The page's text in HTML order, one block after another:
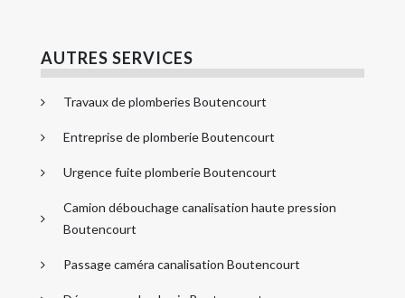
AUTRES SERVICES
Travaux de plomberies Boutencourt
Entreprise de plomberie Boutencourt
Urgence fuite plomberie Boutencourt
Camion débouchage canalisation haute pression
Boutencourt
Passage caméra canalisation Boutencourt